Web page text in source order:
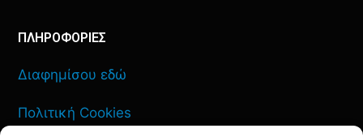
ΠΛΗΡΟΦΟΡΙΕΣ
Διαφημίσου εδώ
Πολιτική Cookies